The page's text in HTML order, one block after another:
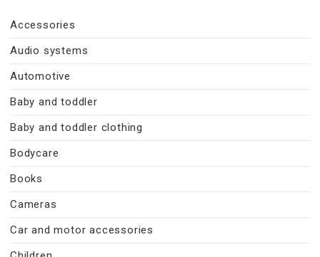
Accessories
Audio systems
Automotive
Baby and toddler
Baby and toddler clothing
Bodycare
Books
Cameras
Car and motor accessories